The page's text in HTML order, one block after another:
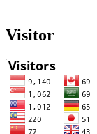
Visitor